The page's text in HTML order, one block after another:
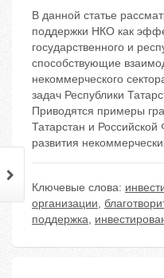
В данной статье
поддержки НКО как
государственного и
способствующие
некоммерческого
задач Республики
Приводятся примеры
Татарстан и
развития
Ключевые слова:
организации,
поддержка,